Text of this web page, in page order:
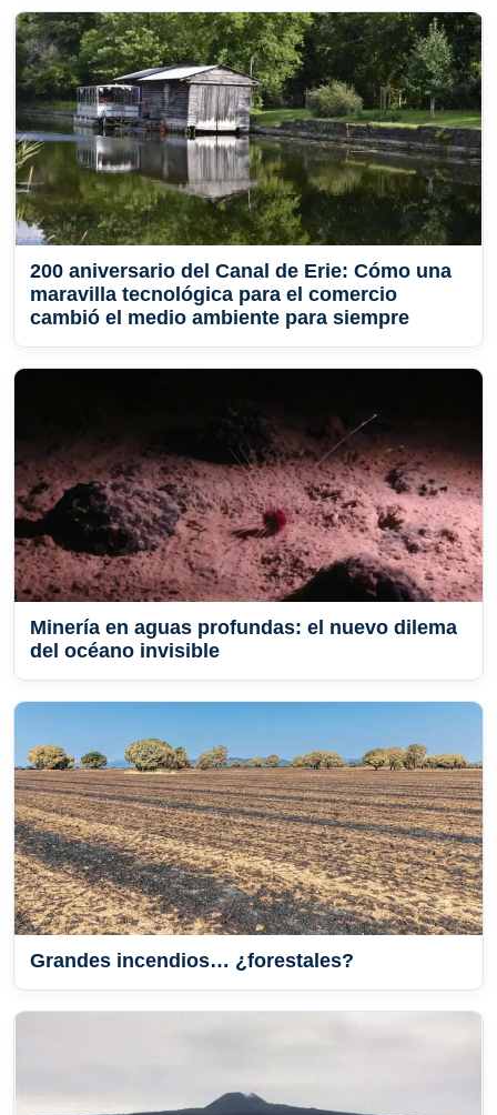
200 aniversario del Canal de Erie: Cómo una
maravilla tecnológica para el comercio
cambió el medio ambiente para siempre
Minería en aguas profundas: el nuevo dilema
del océano invisible
Grandes incendios… ¿forestales?